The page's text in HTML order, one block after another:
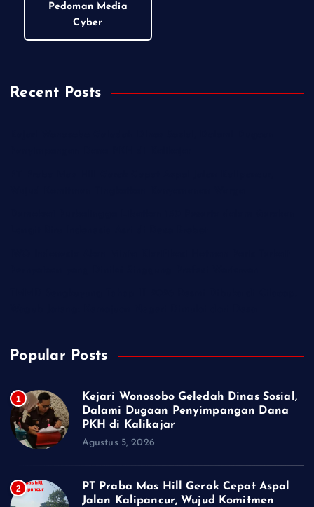
Pedoman Media
Cyber
Recent Posts
Popular Posts
1
Kejari Wonosobo Geledah Dinas Sosial,
Dalami Dugaan Penyimpangan Dana
PKH di Kalikajar
Agustus 5, 2026
2
PT Praba Mas Hill Gerak Cepat Aspal
Jalan Kalipancur, Wujud Komitmen